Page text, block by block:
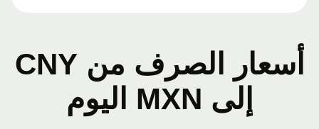
أسعار الصرف من CNY
إلى MXN اليوم